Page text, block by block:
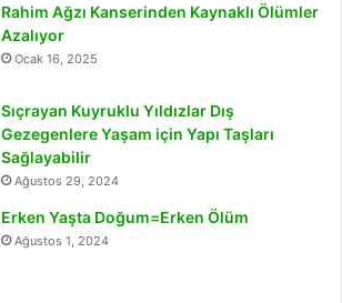
Rahim Ağzı Kanserinden Kaynaklı Ölümler
Azalıyor
Ocak 16, 2025
Sıçrayan Kuyruklu Yıldızlar Dış
Gezegenlere Yaşam için Yapı Taşları
Sağlayabilir
Ağustos 29, 2024
Erken Yaşta Doğum=Erken Ölüm
Ağustos 1, 2024